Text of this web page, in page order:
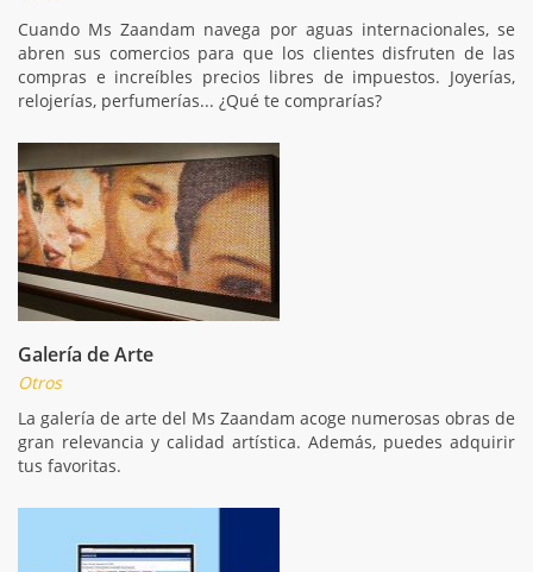
Cuando Ms Zaandam navega por aguas internacionales, se
abren sus comercios para que los clientes disfruten de las
compras e increíbles precios libres de impuestos. Joyerías,
relojerías, perfumerías... ¿Qué te comprarías?
Galería de Arte
Otros
La galería de arte del Ms Zaandam acoge numerosas obras de
gran relevancia y calidad artística. Además, puedes adquirir
tus favoritas.